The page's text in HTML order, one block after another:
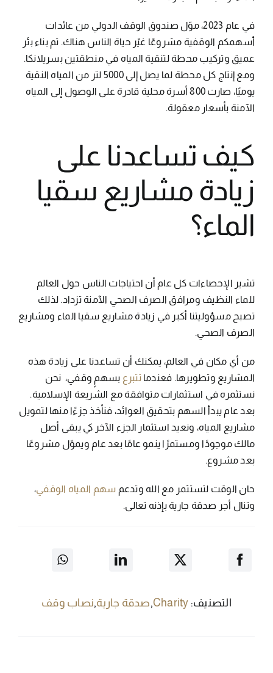
في عام 2023، موّل صندوق الوقف الدولي من عائدات
أسهمكم الوقفية مشروعًا غيّر حياة الناس هناك. تم بناء بئر
عميق وتركيب محطة لتنقية المياه في منطقتين بسريلانكا.
ومع إنتاج كل محطة لما يصل إلى 5000 لتر من المياه النقية
يوميًا، صارت 800 أسرة محلية قادرة على الوصول إلى المياه
الآمنة بأسعار معقولة.
كيف تساعدنا على
زيادة مشاريع سقيا
الماء؟
تشير الإحصاءات كل عام أن احتياجات الناس حول العالم
للماء النظيف ومرافق الصرف الصحي الآمنة تزداد. لذلك
تصبح مسؤوليتنا أكبر في زيادة مشاريع سقيا الماء ومشاريع
الصرف الصحي.
من أي مكان في العالم، يمكنك أن تساعدنا على زيادة هذه
المشاريع وتطويرها. فعندماتتبرع بسهمٍ وقفي، نحن
نستثمره في استثمارات متوافقة مع الشريعة الإسلامية.
بعد عام يبدأ السهم بتحقيق العوائد، فنأخذ جزءًا منها لتمويل
مشاريع المياه، ونعيد استثمار الجزء الآخر كي يبقى أصل
مالك موجودًا ومستمرًا ينمو عامًا بعد عام ويموّل مشروعًا
بعد مشروع.
حان الوقت لتستثمر مع الله وتدعم سهم المياه الوقفي،
وتنال أجر صدقة جارية بإذنه تعالى.
التصنيف: Charity
,صدقة جارية,نصاب وقف